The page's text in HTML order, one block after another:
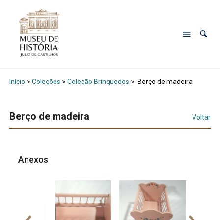
Início > Coleções > Coleção Brinquedos > Berço de madeira
Berço de madeira Voltar
Anexos